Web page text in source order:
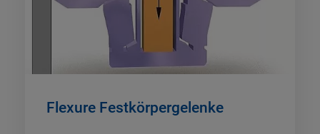
Flexure Festkörpergelenke